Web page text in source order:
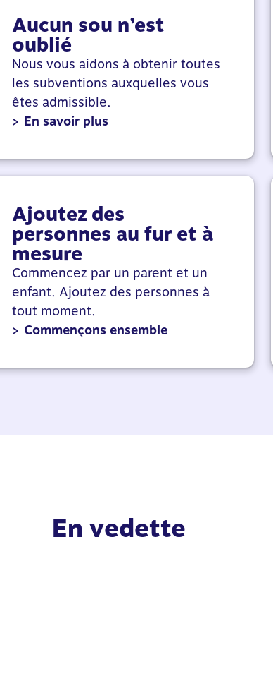
Aucun sou n’est
oublié
Nous vous aidons à obtenir toutes
les subventions auxquelles vous
êtes admissible.
> En savoir plus
Ajoutez des
personnes au fur et à
mesure
Commencez par un parent et un
enfant. Ajoutez des personnes à
tout moment.
> Commençons ensemble
En vedette